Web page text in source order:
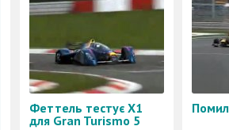
Феттель тестує X1
для Gran Turismo 5